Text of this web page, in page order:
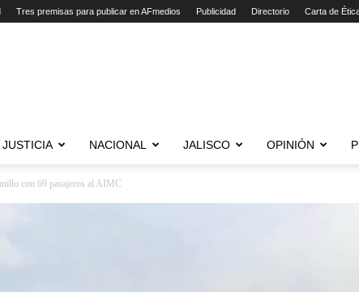
Tres premisas para publicar en AFmedios Publicidad Directorio Carta de
JUSTICIA NACIONAL JALISCO OPINIÓN
con 69 pasajeros al AIMC